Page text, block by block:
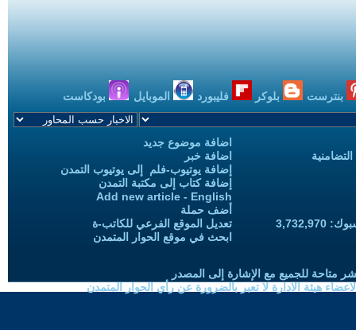
بنترست بلوكر فليبورد الموبايل بودكاست
اضافة موضوع جديد
اضافة خبر
إضافة يوتيوب-فلم إلى يوتيوب التمدن
إضافة كتاب إلى مكتبة التمدن
Add new article - English
أضف حملة
تعديل الموقع الفرعي للكاتب-ة
ابحث في موقع الحوار المتمدن
متاحة للجميع مع الإشارة إلى المصدر
هيئة الادارة لا تعبر بالضرورة عن رأي الحوار المتمدن